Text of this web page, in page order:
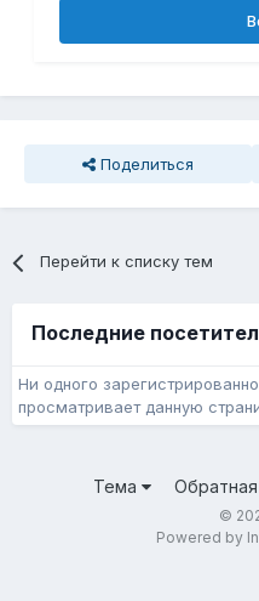
Поделиться
Перейти к списку тем
Последние
Ни одного
просматривает данную
Тема Обратная
©
Powered by